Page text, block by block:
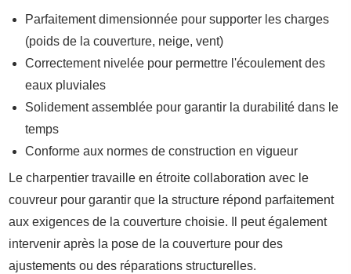
Parfaitement dimensionnée pour supporter les charges
(poids de la couverture, neige, vent)
Correctement nivelée pour permettre l'écoulement des
eaux pluviales
Solidement assemblée pour garantir la durabilité dans le
temps
Conforme aux normes de construction en vigueur
Le charpentier travaille en étroite collaboration avec le
couvreur pour garantir que la structure répond parfaitement
aux exigences de la couverture choisie. Il peut également
intervenir après la pose de la couverture pour des
ajustements ou des réparations structurelles.